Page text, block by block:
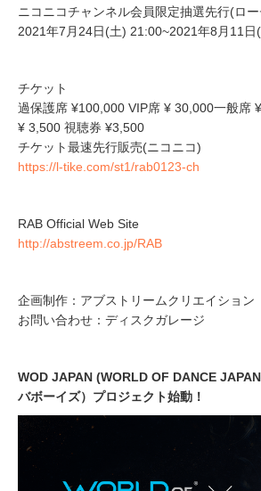
ニコニコチャンネル会員限定抽選先行(ロ
2021年7月24日(土) 21:00~2021年8月11日
チケット
過保護席 ¥100,000 VIP席 ¥ 30,000一般席
¥ 3,500 視聴券 ¥3,500
チケット最速先行販売(ニコニコ)
https://l-tike.com/st1/rab0123-ch
RAB Official Web Site
http://abstreem.co.jp/RAB
企画制作：アブストリームクリエイション
お問い合わせ：ディスクガレージ
WOD JAPAN (WORLD OF DANCE
バボーイズ）プロジェクト始動！